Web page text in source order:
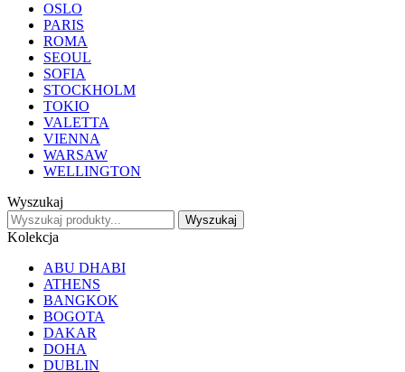
OSLO
PARIS
ROMA
SEOUL
SOFIA
STOCKHOLM
TOKIO
VALETTA
VIENNA
WARSAW
WELLINGTON
Wyszukaj
Wyszukaj
Kolekcja
ABU DHABI
ATHENS
BANGKOK
BOGOTA
DAKAR
DOHA
DUBLIN